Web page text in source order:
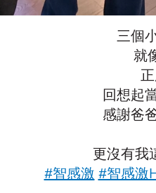
三個
就
回想起
感謝爸
更沒有我
#智感激 #智感激